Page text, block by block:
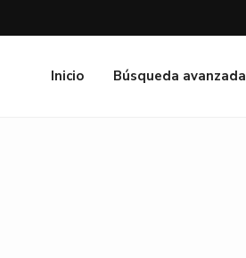
Inicio Búsqueda avanzada